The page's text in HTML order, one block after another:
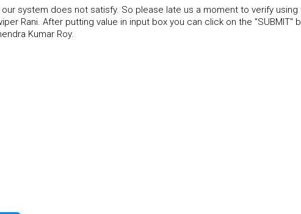
system does not satisfy. So please late us a moment to verify using
Rani. After putting value in input box you can click on the "SUBMIT"
Kumar Roy.